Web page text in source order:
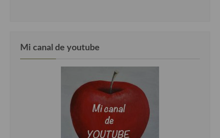
Salazones y encurtidos
Recetas Especiales
Recetas de Cuaresma
Mi canal de youtube